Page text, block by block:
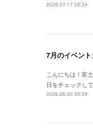
2026.07.17 02:34
7月のイベン
こんにちは！富
日をチェックし
2026.06.30 05:29